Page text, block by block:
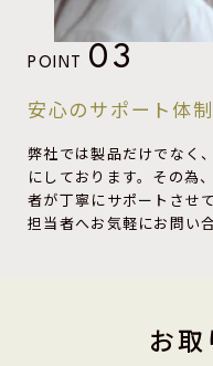
POINT 03
安心のサポート体制
弊社では製品だけでなく
にしております。その為
者が丁寧にサポートさせ
担当者へお気軽にお問い
お